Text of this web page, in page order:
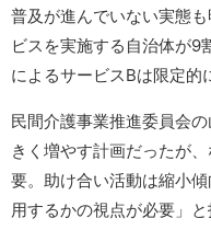
普及が進んでいない実態
ビスを実施する自治体が9
によるサービスBは限定的
民間介護事業推進委員会
きく増やす計画だったが
要。助け合い活動は縮小
用するかの視点が必要」と